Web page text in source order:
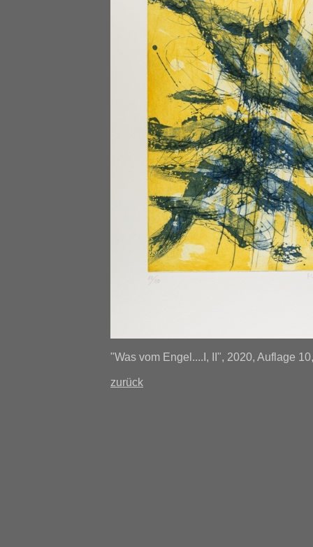
"Was vom Engel....I, II", 2020, Auflage
zurück